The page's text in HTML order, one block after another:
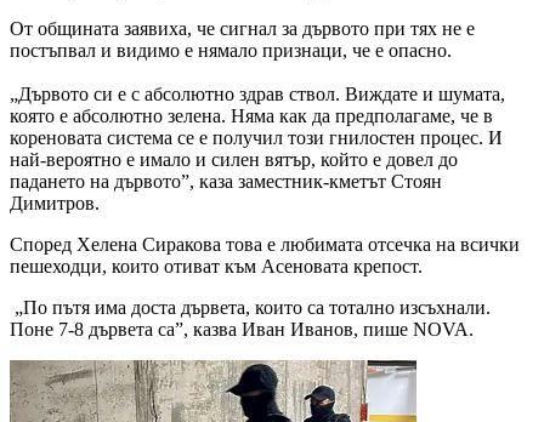
От общината заявиха, че сигнал за дървото при тях не е
постъпвал и видимо е нямало признаци, че е опасно.
„Дървото си е с абсолютно здрав ствол. Виждате и шумата,
която е абсолютно зелена. Няма как да предполагаме, че в
кореновата система се е получил този гнилостен процес. И
най-вероятно е имало и силен вятър, който е довел до
падането на дървото”, каза заместник-кметът Стоян
Димитров.
Според Хелена Сиракова това е любимата отсечка на всички
пешеходци, които отиват към Асеновата крепост.
„По пътя има доста дървета, които са тотално изсъхнали.
Поне 7-8 дървета са”, казва Иван Иванов, пише NOVA.